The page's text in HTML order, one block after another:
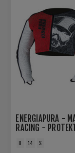
ENERGIAPURA -
RACING -
8 14 S